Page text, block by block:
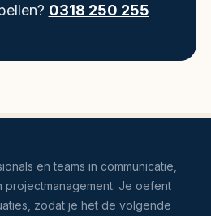
0318 250 255
en teams in communicatie,
projectmanagement. Je oefent
zodat je het de volgende